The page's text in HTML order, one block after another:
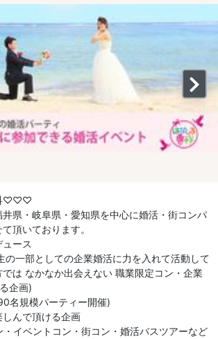
♡♡♡
県・岐阜県・愛知県を中心に婚活・街コンパ
頂いております。
ース
の一部としての企業婚活に力を入れて活動して
は なかなか出会えない 職業限定コン・企業
企画)
名規模パーティー開催)
んで頂ける企画
イベントコン・街コン・婚活バスツアーなど